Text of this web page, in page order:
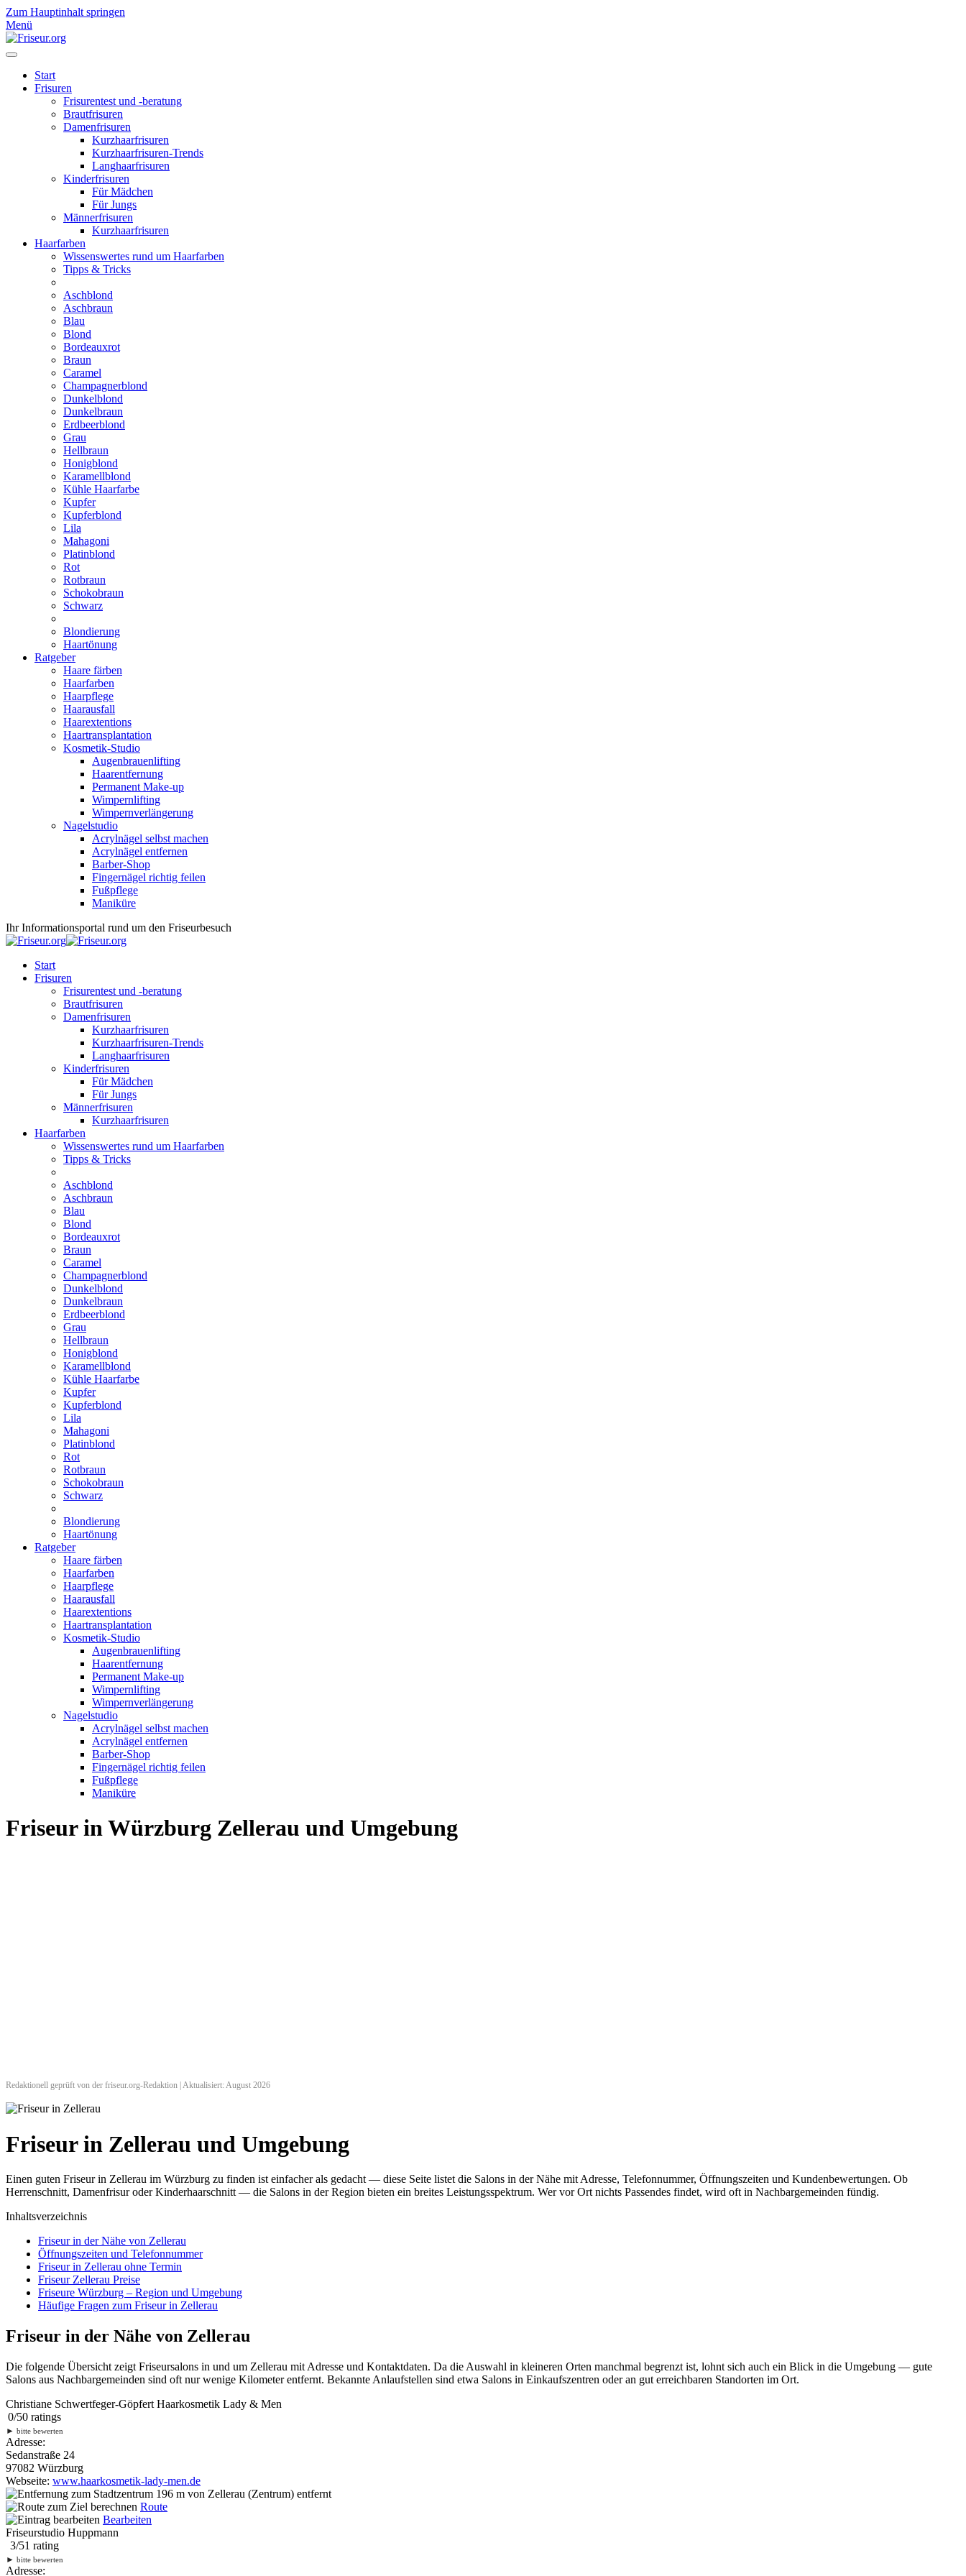
Zum Hauptinhalt springen
Menü
Start
Frisuren
Frisurentest und -beratung
Brautfrisuren
Damenfrisuren
Kurzhaarfrisuren
Kurzhaarfrisuren-Trends
Langhaarfrisuren
Kinderfrisuren
Für Mädchen
Für Jungs
Männerfrisuren
Kurzhaarfrisuren
Haarfarben
Wissenswertes rund um Haarfarben
Tipps & Tricks
Aschblond
Aschbraun
Blau
Blond
Bordeauxrot
Braun
Caramel
Champagnerblond
Dunkelblond
Dunkelbraun
Erdbeerblond
Grau
Hellbraun
Honigblond
Karamellblond
Kühle Haarfarbe
Kupfer
Kupferblond
Lila
Mahagoni
Platinblond
Rot
Rotbraun
Schokobraun
Schwarz
Blondierung
Haartönung
Ratgeber
Haare färben
Haarfarben
Haarpflege
Haarausfall
Haarextentions
Haartransplantation
Kosmetik-Studio
Augenbrauenlifting
Haarentfernung
Permanent Make-up
Wimpernlifting
Wimpernverlängerung
Nagelstudio
Acrylnägel selbst machen
Acrylnägel entfernen
Barber-Shop
Fingernägel richtig feilen
Fußpflege
Maniküre
Ihr Informationsportal rund um den Friseurbesuch
Start
Frisuren
Frisurentest und -beratung
Brautfrisuren
Damenfrisuren
Kurzhaarfrisuren
Kurzhaarfrisuren-Trends
Langhaarfrisuren
Kinderfrisuren
Für Mädchen
Für Jungs
Männerfrisuren
Kurzhaarfrisuren
Haarfarben
Wissenswertes rund um Haarfarben
Tipps & Tricks
Aschblond
Aschbraun
Blau
Blond
Bordeauxrot
Braun
Caramel
Champagnerblond
Dunkelblond
Dunkelbraun
Erdbeerblond
Grau
Hellbraun
Honigblond
Karamellblond
Kühle Haarfarbe
Kupfer
Kupferblond
Lila
Mahagoni
Platinblond
Rot
Rotbraun
Schokobraun
Schwarz
Blondierung
Haartönung
Ratgeber
Haare färben
Haarfarben
Haarpflege
Haarausfall
Haarextentions
Haartransplantation
Kosmetik-Studio
Augenbrauenlifting
Haarentfernung
Permanent Make-up
Wimpernlifting
Wimpernverlängerung
Nagelstudio
Acrylnägel selbst machen
Acrylnägel entfernen
Barber-Shop
Fingernägel richtig feilen
Fußpflege
Maniküre
Friseur in Würzburg Zellerau und Umgebung
Redaktionell geprüft von der friseur.org-Redaktion | Aktualisiert: August 2026
Friseur in Zellerau und Umgebung
Einen guten Friseur in Zellerau im Würzburg zu finden ist einfacher als gedacht — diese Seite listet die Salons in der Nähe mit Adresse, Telefonnummer, Öffnungszeiten und Kundenbewertungen. Ob
Herrenschnitt, Damenfrisur oder Kinderhaarschnitt — die Salons in der Region bieten ein breites Leistungsspektrum. Wer vor Ort nichts Passendes findet, wird oft in Nachbargemeinden fündig.
Inhaltsverzeichnis
Friseur in der Nähe von Zellerau
Öffnungszeiten und Telefonnummer
Friseur in Zellerau ohne Termin
Friseur Zellerau Preise
Friseure Würzburg – Region und Umgebung
Häufige Fragen zum Friseur in Zellerau
Friseur in der Nähe von Zellerau
Die folgende Übersicht zeigt Friseursalons in und um Zellerau mit Adresse und Kontaktdaten. Da die Auswahl in kleineren Orten manchmal begrenzt ist, lohnt sich auch ein Blick in die Umgebung — gute
Salons aus Nachbargemeinden sind oft nur wenige Kilometer entfernt. Bekannte Anlaufstellen sind etwa Salons in Einkaufszentren oder an gut erreichbaren Standorten im Ort.
Christiane Schwertfeger-Göpfert Haarkosmetik Lady & Men
0/50 ratings
► bitte bewerten
Adresse:
Sedanstraße 24
97082 Würzburg
Webseite: www.haarkosmetik-lady-men.de
196 m von Zellerau (Zentrum) entfernt
Route
Bearbeiten
Friseurstudio Huppmann
3/51 rating
► bitte bewerten
Adresse: